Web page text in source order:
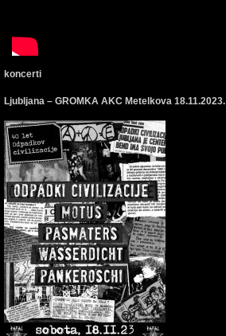
koncerti
Ljubljana – GROMKA AKC Metelkova 18.11.2023.